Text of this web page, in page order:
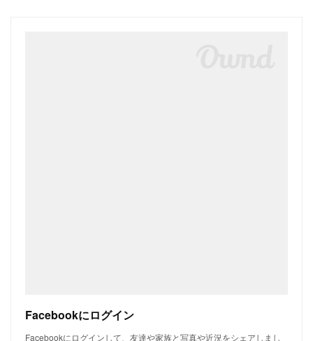
Facebookにログイン
Facebookにログインして、友達や家族と写真や近況をシェアしまし